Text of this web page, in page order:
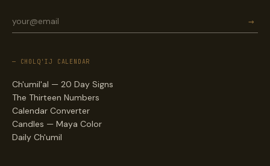
→
— CHOLQ'IJ CALENDAR
Ch'umil'al — 20 Day Signs
The Thirteen Numbers
Calendar Converter
Candles — Maya Color
Daily Ch'umil